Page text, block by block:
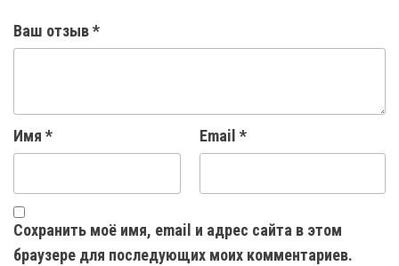
Ваш отзыв*
Имя * Email *
Сохранить моё имя, email и адрес сайта в этом
браузере для последующих моих комментариев.